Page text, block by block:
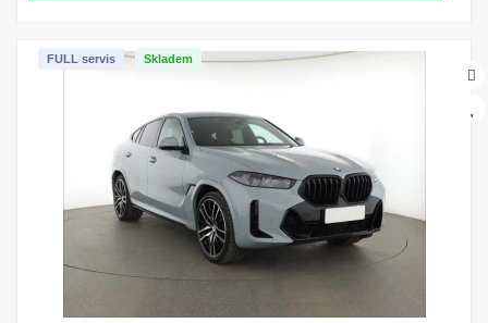
Skladem
FULL servis